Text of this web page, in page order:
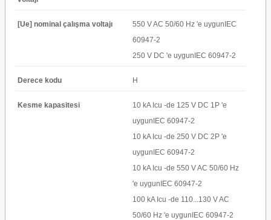
[Ue] nominal çalışma voltajı
550 V AC 50/60 Hz 'e uygunIEC
60947-2
250 V DC 'e uygunIEC 60947-2
Derece kodu H
Kesme kapasitesi
10 kA Icu -de 125 V DC 1P 'e
uygunIEC 60947-2
10 kA Icu -de 250 V DC 2P 'e
uygunIEC 60947-2
10 kA Icu -de 550 V AC 50/60 Hz
'e uygunIEC 60947-2
100 kA Icu -de 110...130 V AC
50/60 Hz 'e uygunIEC 60947-2